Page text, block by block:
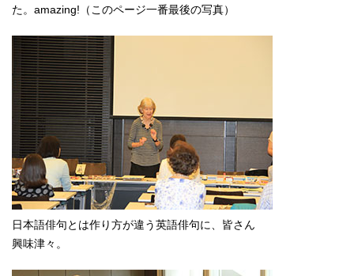
た。amazing!（このページ一番最後の写真）
日本語俳句とは作り方が違う英語俳句に、皆さん
興味津々。